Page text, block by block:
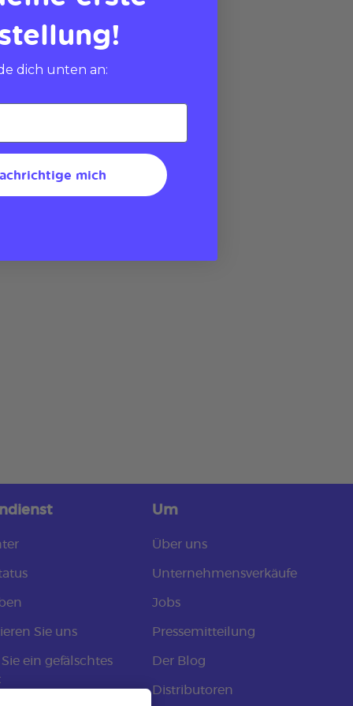
Sie uns
ein gefälschtes
Um
Über uns
Unternehmensverkäufe
Jobs
Pressemitteilung
Der Blog
Distributoren
dich unten an:
mich